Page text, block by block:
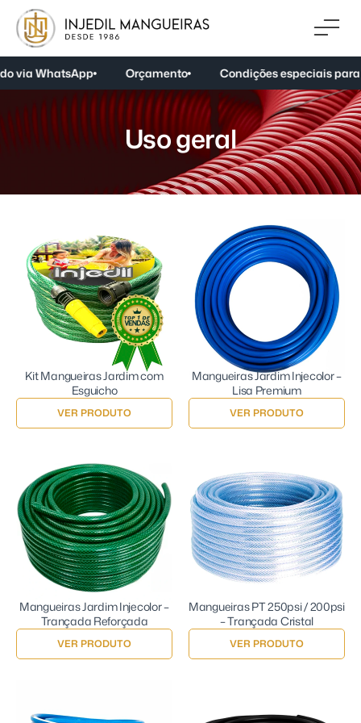
via WhatsApp Orçamento Condições especiais para
Usogeral
Kit Mangueiras Jardim com
Esguicho
VER PRODUTO
Mangueiras Jardim Injecolor –
Lisa Premium
VER PRODUTO
Mangueiras Jardim Injecolor –
Trançada Reforçada
VER PRODUTO
Mangueiras PT 250psi / 200psi
– Trançada Cristal
VER PRODUTO